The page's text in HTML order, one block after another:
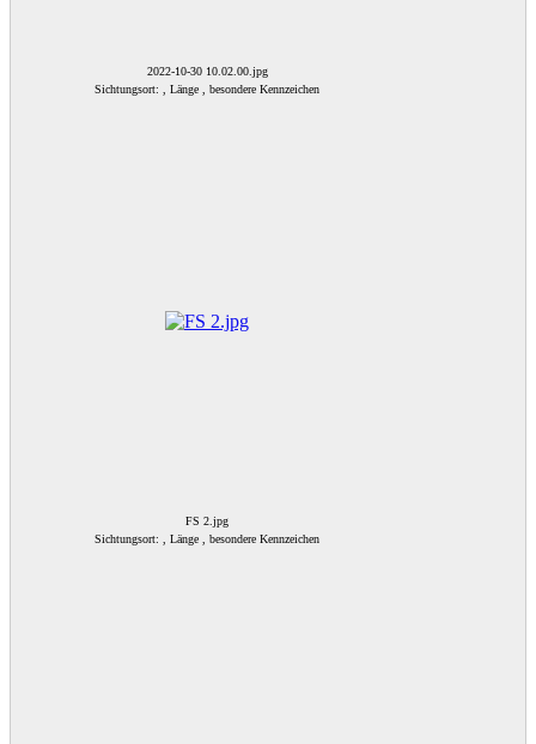
2022-10-30 10.02.00.jpg
Sichtungsort: , Länge , besondere Kennzeichen
FS 2.jpg
Sichtungsort: , Länge , besondere Kennzeichen